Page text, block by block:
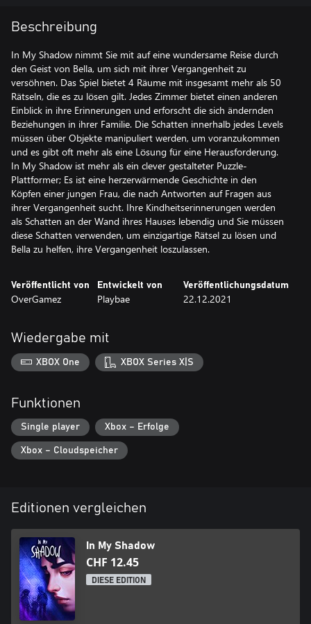
Beschreibung
In My Shadow nimmt Sie mit auf eine wundersame Reise durch
den Geist von Bella, um sich mit ihrer Vergangenheit zu
versöhnen. Das Spiel bietet 4 Räume mit insgesamt mehr als 50
Rätseln, die es zu lösen gilt. Jedes Zimmer bietet einen anderen
Einblick in ihre Erinnerungen und erforscht die sich ändernden
Beziehungen in ihrer Familie. Die Schatten innerhalb jedes Levels
müssen über Objekte manipuliert werden, um voranzukommen
und es gibt oft mehr als eine Lösung für eine Herausforderung.
In My Shadow ist mehr als ein clever gestalteter Puzzle-
Plattformer; Es ist eine herzerwärmende Geschichte in den
Köpfen einer jungen Frau, die nach Antworten auf Fragen aus
ihrer Vergangenheit sucht. Ihre Kindheitserinnerungen werden
als Schatten an der Wand ihres Hauses lebendig und Sie müssen
diese Schatten verwenden, um einzigartige Rätsel zu lösen und
Bella zu helfen, ihre Vergangenheit loszulassen.
Veröffentlicht von
OverGamez
Entwickelt von
Playbae
Veröffentlichungsdatum
22.12.2021
Wiedergabe mit
XBOX One XBOX Series X|S
Funktionen
Single player Xbox – Erfolge
Xbox – Cloudspeicher
Editionen vergleichen
In My Shadow
CHF 12.45
DIESE EDITION